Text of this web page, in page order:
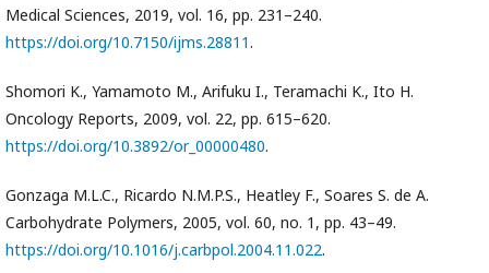
Medical Sciences, 2019, vol. 16, pp. 231–240.
https://doi.org/10.7150/ijms.28811.
Shomori K., Yamamoto M., Arifuku I., Teramachi K., Ito H.
Oncology Reports, 2009, vol. 22, pp. 615–620.
https://doi.org/10.3892/or_00000480.
Gonzaga M.L.C., Ricardo N.M.P.S., Heatley F., Soares S. de A.
Carbohydrate Polymers, 2005, vol. 60, no. 1, pp. 43–49.
https://doi.org/10.1016/j.carbpol.2004.11.022.